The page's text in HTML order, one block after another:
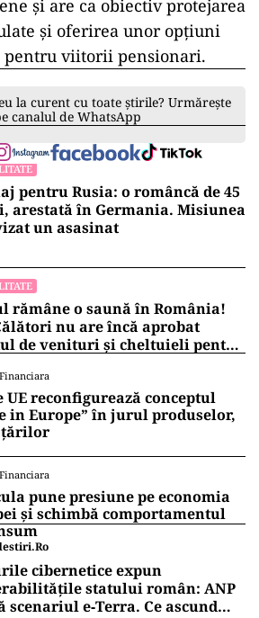
și are ca obiectiv protejarea
și oferirea unor opțiuni
viitorii pensionari.
la curent cu toate știrile? Urmărește
canalul de WhatsApp
pentru Rusia: o româncă de 45
arestată în Germania. Misiunea
un asasinat
rămâne o saună în România!
nu are încă aprobat
de venituri și cheltuieli pentru
UE reconfigurează conceptul
in Europe” în jurul produselor,
pune presiune pe economia
și schimbă comportamentul
cibernetice expun
statului român: ANP
scenariul e‑Terra. Ce ascund